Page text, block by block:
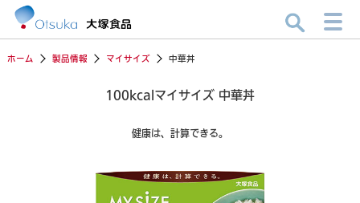
ホーム 製品情報 マイサイズ 中華丼
100kcalマイサイズ 中華丼
健康は、計算できる。